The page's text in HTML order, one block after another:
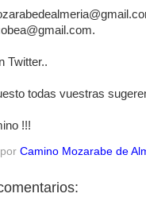
Twitter..
todas vuestras
!!!
Camino Mozarabe de